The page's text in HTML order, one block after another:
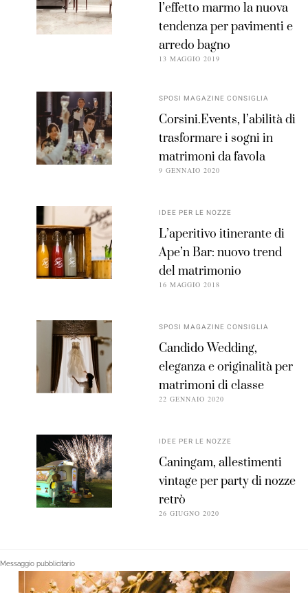
l’effetto marmo la nuova
tendenza per pavimenti e
arredo bagno
13 MAGGIO 2019
SPOSI MAGAZINE CONSIGLIA
Corsini.Events, l’abilità di
trasformare i sogni in
matrimoni da favola
9 GENNAIO 2020
IDEE PER LE NOZZE
L’aperitivo itinerante di
Ape’n Bar: nuovo trend
del matrimonio
16 MAGGIO 2018
SPOSI MAGAZINE CONSIGLIA
Candido Wedding,
eleganza e originalità per
matrimoni di classe
22 GENNAIO 2020
IDEE PER LE NOZZE
Caningam, allestimenti
vintage per party di nozze
retrò
26 GIUGNO 2020
Messaggio pubblicitario